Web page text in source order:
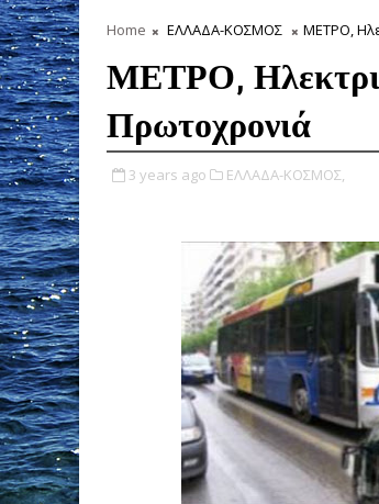
Home ΕΛΛΑΔΑ-ΚΟΣΜΟΣ ΜΕΤΡΟ,
ΜΕΤΡΟ,
Πρωτοχρονιά
3 years ago ΕΛΛΑΔΑ-ΚΟΣΜΟΣ,